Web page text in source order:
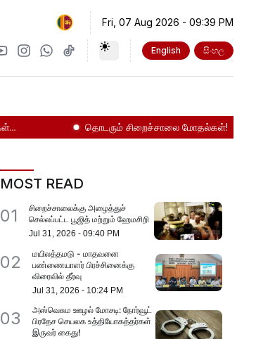
Fri, 07 Aug 2026 - 09:39 PM
English සිංහල
தொடரும் சிறைச்சாலை மோதல்கள்!
MOST READ
01
சிறைச்சாலைக்கு அழைத்துச்
செல்லப்பட்ட பூஜித் மற்றும் ஹேமசிறி
Jul 31, 2026 -09:40 PM
02
மயிலத்தமடு - மாதவனை
பண்ணையாளர் பிரச்சினைக்கு
விரைவில் தீர்வு
Jul 31, 2026 - 10:24 PM
03
அஸ்வெசும ஊழல் மோசடி: நோர்வூட்
பிரதேச செயலக உத்தியோகத்தர்கள்
இருவர் கைது!